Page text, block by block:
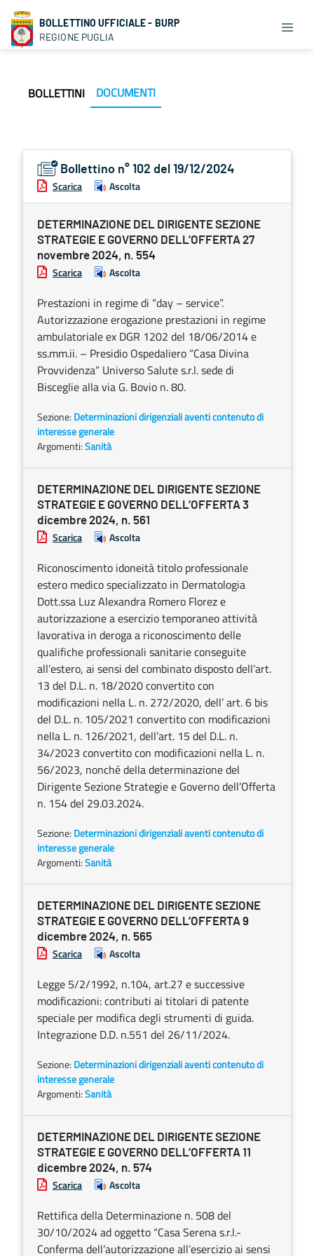
BOLLETTINO UFFICIALE - BURP
REGIONE PUGLIA
BOLLETTINI DOCUMENTI
Bollettino n° 102 del 19/12/2024
Scarica Ascolta
DETERMINAZIONE DEL DIRIGENTE SEZIONE
STRATEGIE E GOVERNO DELL’OFFERTA 27
novembre 2024, n. 554
Scarica Ascolta
Prestazioni in regime di “day – service”.
Autorizzazione erogazione prestazioni in regime
ambulatoriale ex DGR 1202 del 18/06/2014 e
ss.mm.ii. – Presidio Ospedaliero “Casa Divina
Provvidenza” Universo Salute s.r.l. sede di
Bisceglie alla via G. Bovio n. 80.
Sezione: Determinazioni dirigenziali aventi contenuto di
interesse generale
Argomenti:Sanità
DETERMINAZIONE DEL DIRIGENTE SEZIONE
STRATEGIE E GOVERNO DELL’OFFERTA 3
dicembre 2024, n. 561
Scarica Ascolta
Riconoscimento idoneità titolo professionale
estero medico specializzato in Dermatologia
Dott.ssa Luz Alexandra Romero Florez e
autorizzazione a esercizio temporaneo attività
lavorativa in deroga a riconoscimento delle
qualifiche professionali sanitarie conseguite
all’estero, ai sensi del combinato disposto dell’art.
13 del D.L. n. 18/2020 convertito con
modificazioni nella L. n. 272/2020, dell’ art. 6 bis
del D.L. n. 105/2021 convertito con modificazioni
nella L. n. 126/2021, dell’art. 15 del D.L. n.
34/2023 convertito con modificazioni nella L. n.
56/2023, nonché della determinazione del
Dirigente Sezione Strategie e Governo dell’Offerta
n. 154 del 29.03.2024.
Sezione: Determinazioni dirigenziali aventi contenuto di
interesse generale
Argomenti:Sanità
DETERMINAZIONE DEL DIRIGENTE SEZIONE
STRATEGIE E GOVERNO DELL’OFFERTA 9
dicembre 2024, n. 565
Scarica Ascolta
Legge 5/2/1992, n.104, art.27 e successive
modificazioni: contributi ai titolari di patente
speciale per modifica degli strumenti di guida.
Integrazione D.D. n.551 del 26/11/2024.
Sezione: Determinazioni dirigenziali aventi contenuto di
interesse generale
Argomenti:Sanità
DETERMINAZIONE DEL DIRIGENTE SEZIONE
STRATEGIE E GOVERNO DELL’OFFERTA 11
dicembre 2024, n. 574
Scarica Ascolta
Rettifica della Determinazione n. 508 del
30/10/2024 ad oggetto “Casa Serena s.r.l.-
Conferma dell’autorizzazione all’esercizio ai sensi